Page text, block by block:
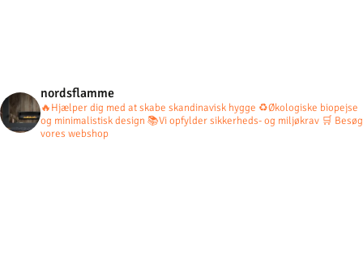
nordsflamme
🔥Hjælper dig med at skabe skandinavisk hygge ♻️Økologiske biopejse
og minimalistisk design 📚Vi opfylder sikkerheds- og miljøkrav 🛒 Besøg
vores webshop